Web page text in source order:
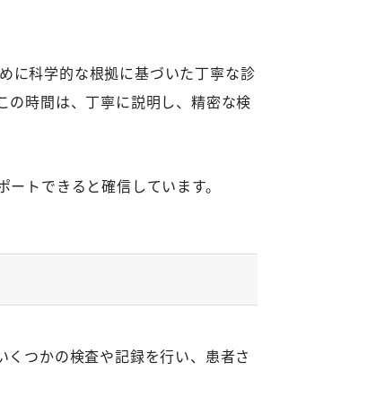
に科学的な根拠に基づいた丁寧な診
の時間は、丁寧に説明し、精密な検
トできると確信しています。
つかの検査や記録を行い、患者さ